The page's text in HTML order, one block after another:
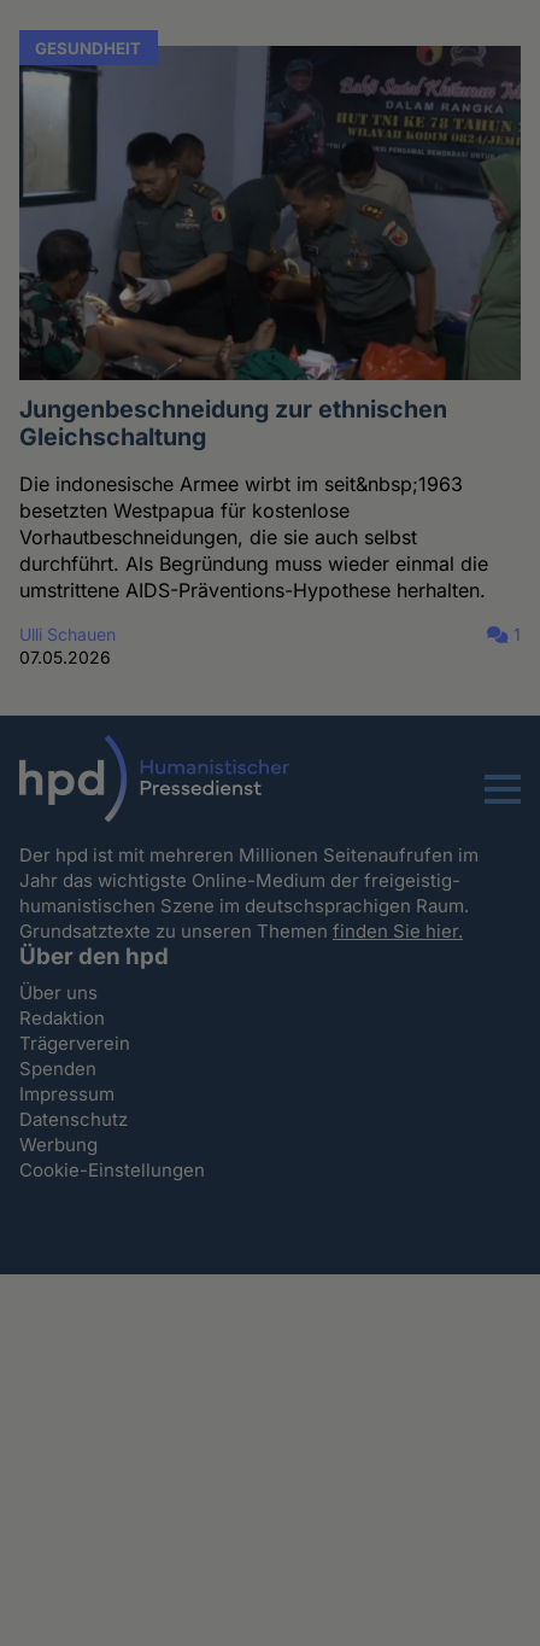
GESUNDHEIT
Jungenbeschneidung zur ethnischen
Gleichschaltung
Die indonesische Armee wirbt im seit&nbsp;1963
besetzten Westpapua für kostenlose
Vorhautbeschneidungen, die sie auch selbst
durchführt. Als Begründung muss wieder einmal die
umstrittene AIDS-Präventions-Hypothese herhalten.
Ulli Schauen
07.05.2026
1
Menu
Der hpd ist mit mehreren Millionen Seitenaufrufen im
Jahr das wichtigste Online-Medium der freigeistig-
humanistischen Szene im deutschsprachigen Raum.
Grundsatztexte zu unseren Themenfinden Sie hier.
Über den hpd
Über uns
Redaktion
Trägerverein
Spenden
Impressum
Datenschutz
Werbung
Cookie-Einstellungen